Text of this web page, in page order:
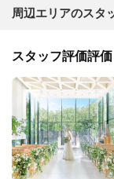
周辺エリアのスタ
スタッフ評価評価